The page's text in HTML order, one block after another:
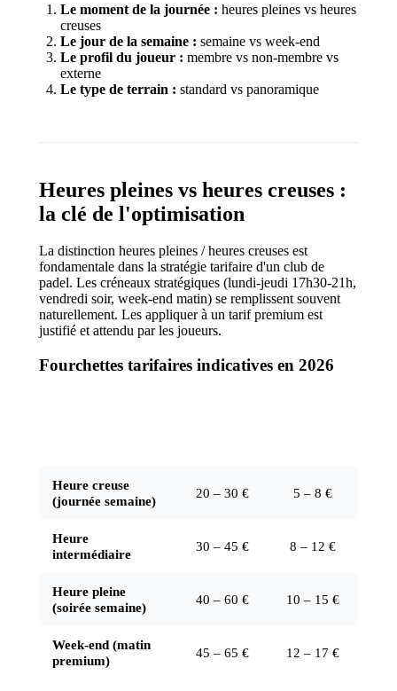
Le moment de la journée : heures pleines vs heures
creuses
Le jour de la semaine : semaine vs week-end
Le profil du joueur : membre vs non-membre vs
externe
Le type de terrain : standard vs panoramique
Heures pleines vs heures creuses :
la clé de l'optimisation
La distinction heures pleines / heures creuses est
fondamentale dans la stratégie tarifaire d'un club de
padel. Les créneaux stratégiques (lundi-jeudi 17h30-21h,
vendredi soir, week-end matin) se remplissent souvent
naturellement. Les appliquer à un tarif premium est
justifié et attendu par les joueurs.
Fourchettes tarifaires indicatives en 2026
Heure creuse
(journée semaine)
20 – 30 € 5 – 8 €
Heure
intermédiaire
30 – 45 € 8 – 12 €
Heure pleine
(soirée semaine)
40 – 60 € 10 – 15 €
Week-end (matin
premium)
45 – 65 € 12 – 17 €